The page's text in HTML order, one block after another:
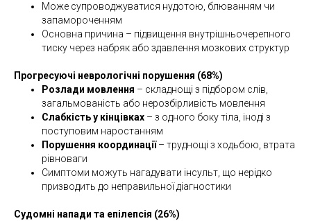
Може супроводжуватися нудотою, блюванням чи
запамороченням
Основна причина – підвищення внутрішньочерепного
тиску через набряк або здавлення мозкових структур
Прогресуючі неврологічні порушення (68%)
Розлади мовлення – складнощі з підбором слів,
загальмованість або нерозбірливість мовлення
Слабкість у кінцівках – з одного боку тіла, іноді з
поступовим наростанням
Порушення координації– труднощі з ходьбою, втрата
рівноваги
Симптоми можуть нагадувати інсульт, що нерідко
призводить до неправильної діагностики
Судомні напади та епілепсія (26%)